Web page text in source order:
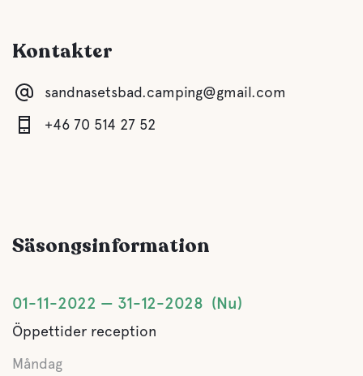
Matplats
Gråvatten
Mat och dryck
Bar
Kontakter
sandnasetsbad.camping@gmail.com
+46 70 514 27 52
Säsongsinformation
01-11-2022 31-12-2028 Nu
Öppettider reception
Måndag